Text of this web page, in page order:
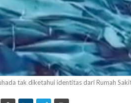
tak diketahui identitas dari Rumah